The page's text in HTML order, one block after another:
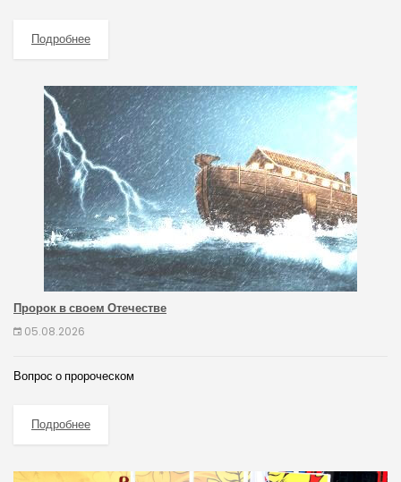
Подробнее
Пророк в своем Отечестве
05.08.2026
Вопрос о пророческом
Подробнее